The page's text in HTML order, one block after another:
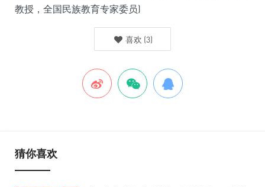
教授，全国民族教育专家委员)
喜欢 (3)
猜你喜欢